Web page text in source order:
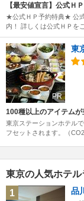
【最安値宣言】公式Ｈ
★公式ＨＰ予約特典★ 公
内！ 詳しくは公式ＨＰを
PR
東
100種以上のアイテム
東京ステーションホテル
フセットされます。（
東京の人気ホテ
1
品